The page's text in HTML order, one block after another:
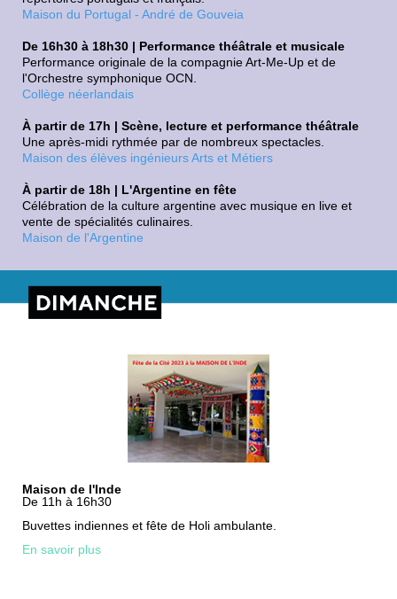
Maison du Portugal - André de Gouveia
De 16h30 à 18h30 | Performance théâtrale et musicale
Performance originale de la compagnie Art-Me-Up et de
l'Orchestre symphonique OCN.
Collège néerlandais
À partir de 17h | Scène, lecture et performance théâtrale
Une après-midi rythmée par de nombreux spectacles.
Maison des élèves ingénieurs Arts et Métiers
À partir de 18h | L'Argentine en fête
Célébration de la culture argentine avec musique en live et
vente de spécialités culinaires.
Maison de l'Argentine
Maison de l'Inde
De 11h à 16h30
Buvettes indiennes et fête de Holi ambulante.
En savoir plus